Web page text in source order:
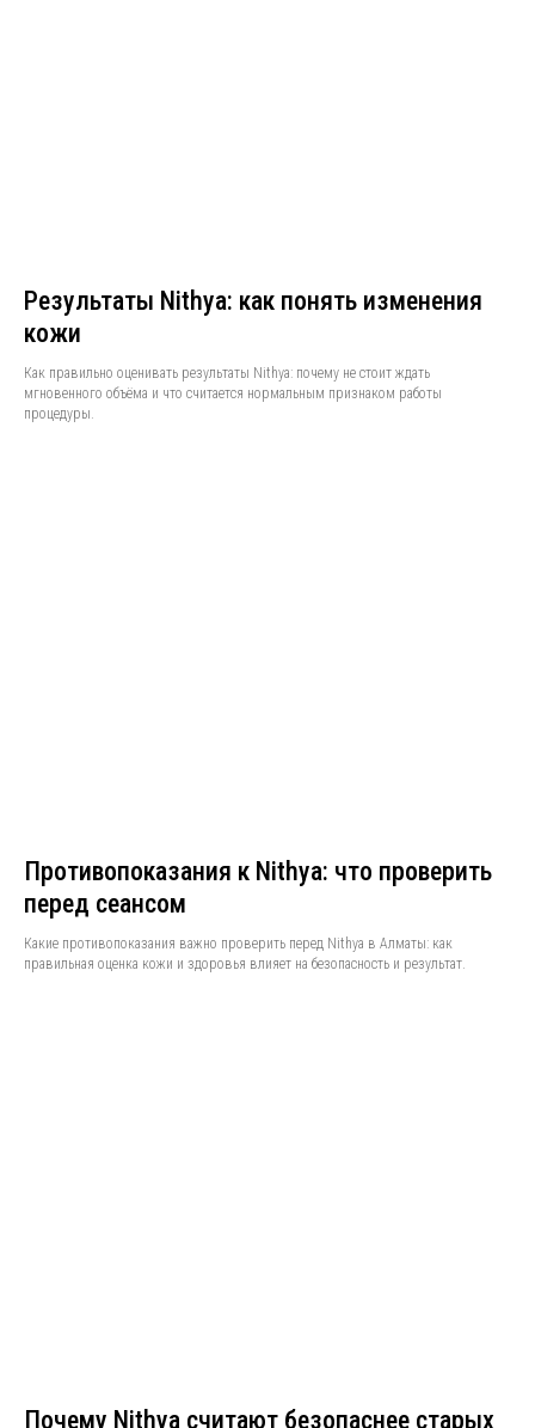
Результаты Nithya: как понять изменения
кожи
Как правильно оценивать результаты Nithya: почему не стоит ждать
мгновенного объёма и что считается нормальным признаком работы
процедуры.
Противопоказания к Nithya: что проверить
перед сеансом
Какие противопоказания важно проверить перед Nithya в Алматы: как
правильная оценка кожи и здоровья влияет на безопасность и результат.
Почему Nithya считают безопаснее старых